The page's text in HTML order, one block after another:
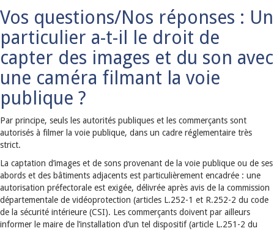
Vos questions/Nos réponses : Un
particulier a-t-il le droit de
capter des images et du son avec
une caméra filmant la voie
publique ?
Par principe, seuls les autorités publiques et les commerçants sont
autorisés à filmer la voie publique, dans un cadre réglementaire très
strict.
La captation d’images et de sons provenant de la voie publique ou de ses
abords et des bâtiments adjacents est particulièrement encadrée : une
autorisation préfectorale est exigée, délivrée après avis de la commission
départementale de vidéoprotection (articles L.252-1 et R.252-2 du code
de la sécurité intérieure (CSI). Les commerçants doivent par ailleurs
informer le maire de l’installation d’un tel dispositif (article L.251-2 du